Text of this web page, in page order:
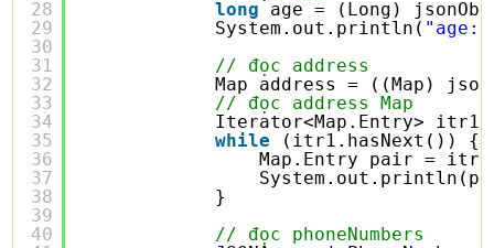
28
29
30
31
32
33
34
35
36
37
38
39
40
long
age = (Long)
System.out.println( "age:"
// đọc address
Map address = ((Map)
// đọc address Map
Iterator<Map.Entry>
while
(itr1.hasNext()) {
Map.Entry pair =
}
// đọc phoneNumbers